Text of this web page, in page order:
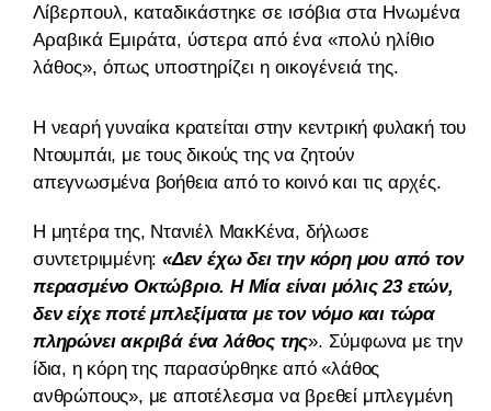
Λίβερπουλ, καταδικάστηκε σε ισόβια στα Ηνωμένα
Αραβικά Εμιράτα, ύστερα από ένα «πολύ ηλίθιο
λάθος», όπως υποστηρίζει η οικογένειά της.
Η νεαρή γυναίκα κρατείται στην κεντρική φυλακή του
Ντουμπάι, με τους δικούς της να ζητούν
απεγνωσμένα βοήθεια από το κοινό και τις αρχές.
Η μητέρα της, Ντανιέλ ΜακΚένα, δήλωσε
συντετριμμένη:«Δεν έχω δει την κόρη μου από τον
περασμένο Οκτώβριο. Η Μία είναι μόλις 23 ετών,
δεν είχε ποτέ μπλεξίματα με τον νόμο και τώρα
πληρώνει ακριβά ένα λάθος της». Σύμφωνα με την
ίδια, η κόρη της παρασύρθηκε από «λάθος
ανθρώπους», με αποτέλεσμα να βρεθεί μπλεγμένη